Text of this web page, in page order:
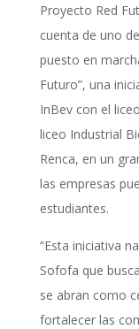
Proyecto Red
cuenta de uno
puesto en
Futuro”, una
InBev con el
liceo Industrial
Renca, en un
las empresas
estudiantes.
“Esta iniciativa
Sofofa que
se abran como
fortalecer las